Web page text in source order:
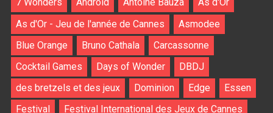
7 Wonders Android Antoine Bauza
As d'Or
As d'Or - Jeu de l'année de Cannes
Asmodee
Blue Orange
Bruno Cathala
Carcassonne
Cocktail Games
Days of Wonder
DBDJ
des bretzels et des jeux
Dominion Edge
Essen
Festival
Festival International des Jeux de Cannes